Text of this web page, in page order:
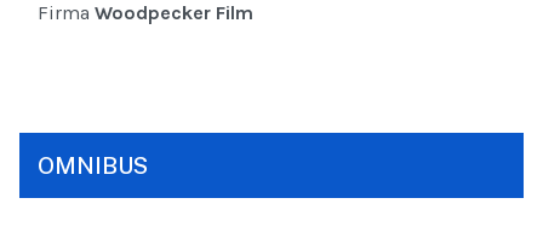
Firma Woodpecker Film
OMNIBUS